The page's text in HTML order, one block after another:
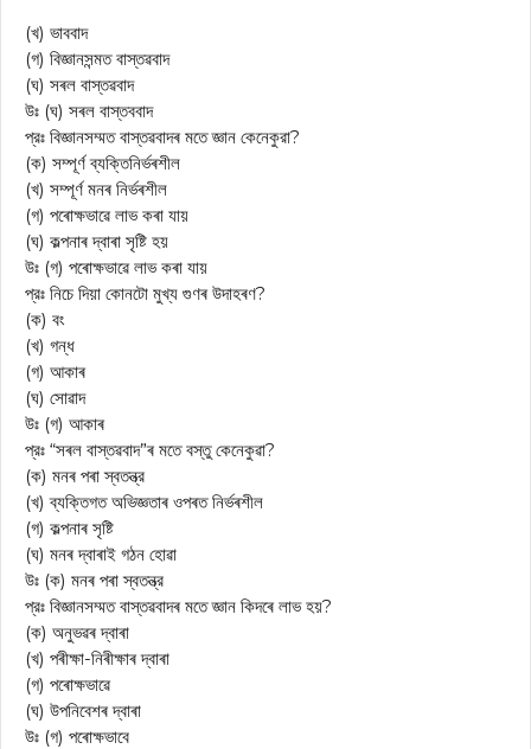
(খ) ভাববাদ
(গ) বিজ্ঞানসন্মত বাস্তৱবাদ
(ঘ) সৰল বাস্তৱবাদ
উঃ (ঘ) সৰল বাস্তববাদ
প্রঃ বিজ্ঞানসম্মত বাস্তৱবাদৰ মতে জ্ঞান কেনেকুরা?
(ক) সম্পূর্ণ ব্যক্তিনিৰ্ভৰশীল
(খ) সম্পূর্ণ মনৰ নিৰ্ভৰশীল
(গ) পৰোক্ষভাৱে লাভ কৰা যায়
(ঘ) কল্পনাৰ দ্বাৰা সৃষ্টি হয়
উঃ (গ) পৰোক্ষভাৱে লাভ কৰা যায়
প্রঃ নিচে দিয়া কোনটো মুখ্য গুণৰ উদাহৰণ?
(ক) বং
(খ) গন্ধ
(গ) আকাৰ
(ঘ) সোৱাদ
উঃ (গ) আকাৰ
প্রঃ “সৰল বাস্তৱবাদ”ৰ মতে বস্তু কেনেকুৱা?
(ক) মনৰ পৰা স্বতন্ত্র
(খ) ব্যক্তিগত অভিজ্ঞতাৰ ওপৰত নিৰ্ভৰশীল
(গ) কল্পনাৰ সৃষ্টি
(ঘ) মনৰ দ্বাৰাই গঠন হোৱা
উঃ (ক) মনৰ পৰা স্বতন্ত্র
প্রঃ বিজ্ঞানসম্মত বাস্তৱবাদৰ মতে জ্ঞান কিদৰে লাভ হয়?
(ক) অনুভৱৰ দ্বাৰা
(খ) পৰীক্ষা-নিৰীক্ষাৰ দ্বাৰা
(গ) পৰোক্ষভাৱে
(ঘ) উপনিবেশৰ দ্বাৰা
উঃ (গ) পৰোক্ষভাবে